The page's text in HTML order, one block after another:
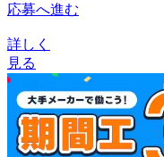
応募へ進む
詳しく
見る